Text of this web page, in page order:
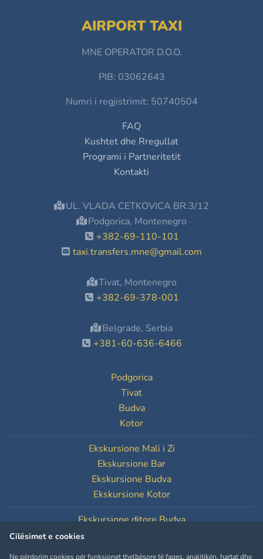
AIRPORT TAXI
MNE OPERATOR D.O.O.
PIB: 03062643
Numri i regjistrimit: 50740504
FAQ
Kushtet dhe Rregullat
Programi i Partneritetit
Kontakti
UL. VLADA CETKOVICA BR.3/12
Podgorica, Montenegro
+382-69-110-101
taxi.transfers.mne@gmail.com
Tivat, Montenegro
+382-69-378-001
Belgrade, Serbia
+381-60-636-6466
Podgorica
Tivat
Budva
Kotor
Ekskursione Mali i Zi
Ekskursione Bar
Ekskursione Budva
Ekskursione Kotor
Ekskursione ditore Budva
Ekskursione ditore Kotor
Cilësimet e cookies
Ne përdorim cookies për funksionet thelbësore të faqes, analitikën, hartat dhe